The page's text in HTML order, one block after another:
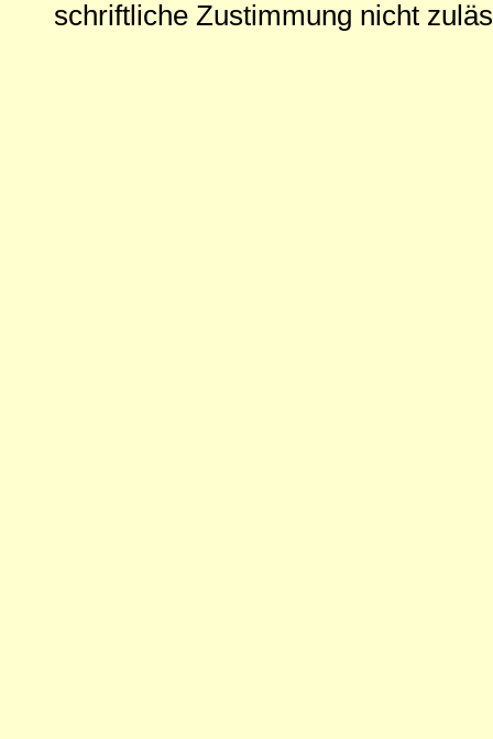
schriftliche Zustimmung nicht